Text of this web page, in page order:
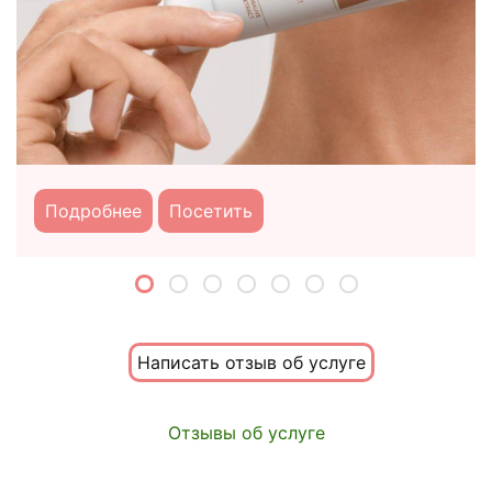
Подробнее Посетить
Написать отзыв об услуге
Отзывы об услуге